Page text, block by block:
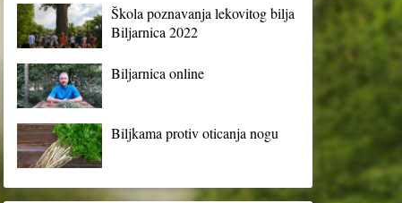
Škola poznavanja lekovitog bilja
Biljarnica 2022
Biljarnica online
Biljkama protiv oticanja nogu